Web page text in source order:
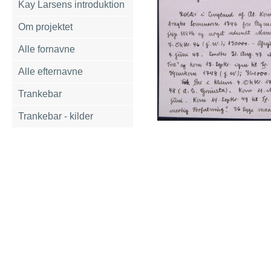
Kay Larsens introduktion
Om projektet
Alle fornavne
Alle efternavne
Trankebar
Trankebar - kilder